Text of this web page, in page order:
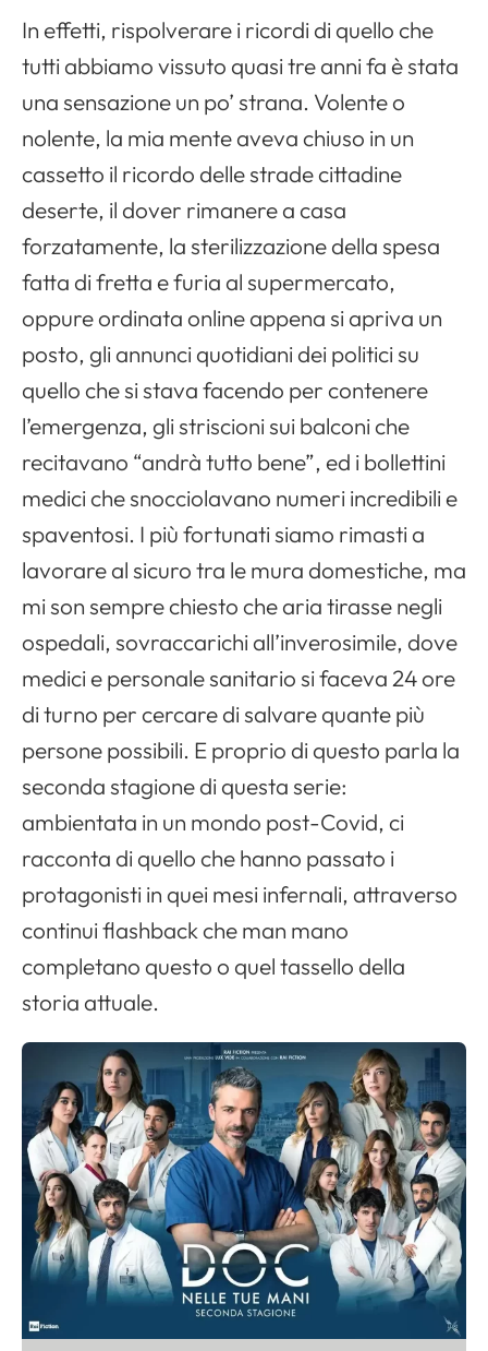
In effetti, rispolverare i ricordi di quello che
tutti abbiamo vissuto quasi tre anni fa è stata
una sensazione un po’ strana. Volente o
nolente, la mia mente aveva chiuso in un
cassetto il ricordo delle strade cittadine
deserte, il dover rimanere a casa
forzatamente, la sterilizzazione della spesa
fatta di fretta e furia al supermercato,
oppure ordinata online appena si apriva un
posto, gli annunci quotidiani dei politici su
quello che si stava facendo per contenere
l’emergenza, gli striscioni sui balconi che
recitavano “andrà tutto bene”, ed i bollettini
medici che snocciolavano numeri incredibili e
spaventosi. I più fortunati siamo rimasti a
lavorare al sicuro tra le mura domestiche, ma
mi son sempre chiesto che aria tirasse negli
ospedali, sovraccarichi all’inverosimile, dove
medici e personale sanitario si faceva 24 ore
di turno per cercare di salvare quante più
persone possibili. E proprio di questo parla la
seconda stagione di questa serie:
ambientata in un mondo post-Covid, ci
racconta di quello che hanno passato i
protagonisti in quei mesi infernali, attraverso
continui flashback che man mano
completano questo o quel tassello della
storia attuale.